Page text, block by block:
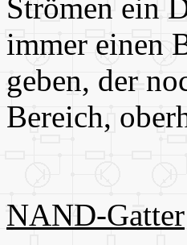
Strömen ein
immer einen
geben, der
Bereich,
NAND-Gatter